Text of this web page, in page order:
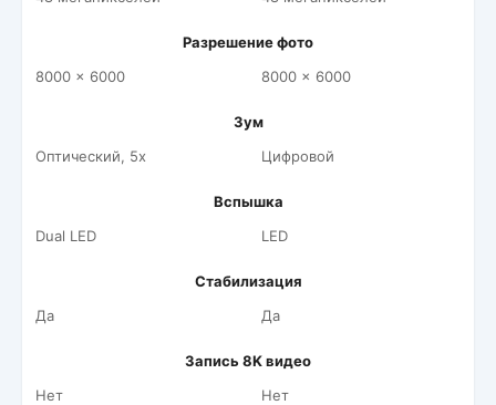
Разрешение фото
8000 x 6000
8000 x 6000
Зум
Оптический, 5x
Цифровой
Вспышка
Dual LED
LED
Стабилизация
Да
Да
Запись 8K видео
Нет
Нет